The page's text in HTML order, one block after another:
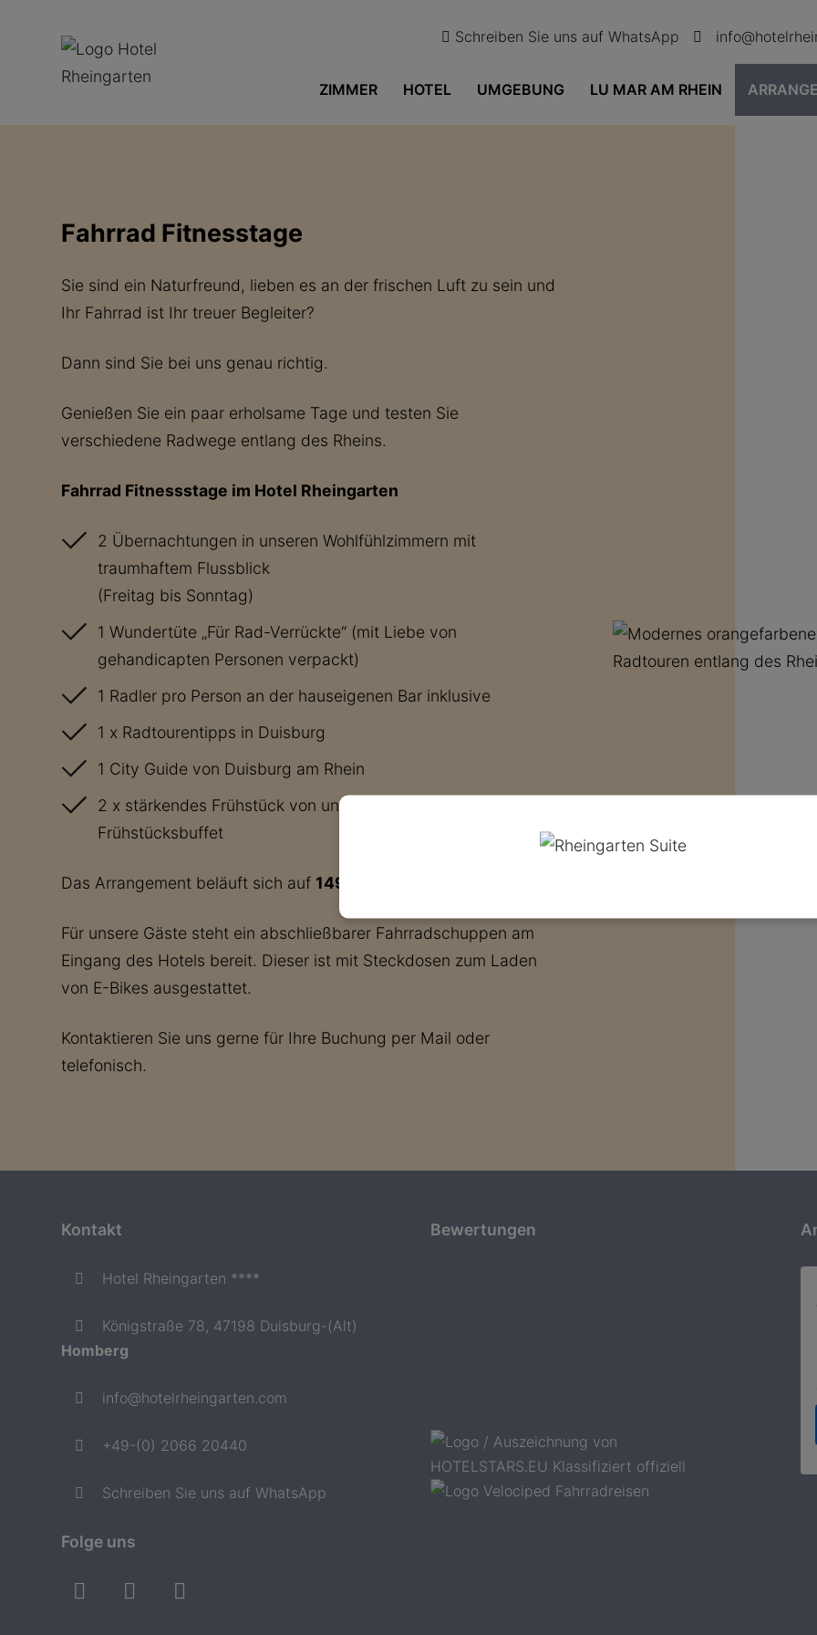
Schreiben Sie uns auf WhatsApp
ZIMMER HOTEL UMGEBUNG LU MAR AM RHEIN
Fahrrad Fitnesstage
Sie sind ein Naturfreund, lieben es an der frischen Luft zu sein und
Ihr Fahrrad ist Ihr treuer Begleiter?
Dann sind Sie bei uns genau richtig.
Genießen Sie ein paar erholsame Tage und testen Sie
verschiedene Radwege entlang des Rheins.
Fahrrad Fitnessstage im Hotel Rheingarten
2 Übernachtungen in unseren Wohlfühlzimmern mit
traumhaftem Flussblick
(Freitag bis Sonntag)
1 Wundertüte „Für Rad-Verrückte“ (mit Liebe von
gehandicapten Personen verpackt)
1 Radler pro Person an der hauseigenen Bar inklusive
1 x Radtourentipps in Duisburg
1 City Guide von Duisburg am Rhein
2 x stärkendes Frühstück von unserem reichhaltigen
Frühstücksbuffet
Das Arrangement beläuft sich auf 149.- €
Für unsere Gäste steht ein abschließbarer Fahrradschuppen am
Eingang des Hotels bereit. Dieser ist mit Steckdosen zum Laden
von E-Bikes ausgestattet.
Kontaktieren Sie uns gerne für Ihre Buchung per Mail oder
telefonisch.
Kontakt
Hotel Rheingarten ****
Königstraße 78, 47198 Duisburg-(Alt)
Homberg
info@hotelrheingarten.com
+49-(0) 2066 20440
Schreiben Sie uns auf WhatsApp
Folge uns
Bewertungen